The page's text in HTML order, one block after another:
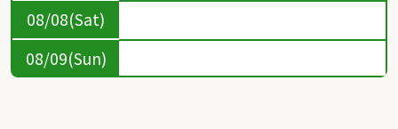
08/08(Sat)
08/09(Sun)